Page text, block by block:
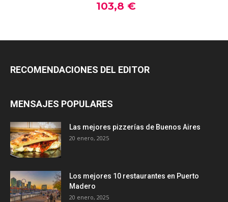
RECOMENDACIONES DEL EDITOR
MENSAJES POPULARES
Las mejores pizzerías de Buenos Aires
20 enero, 2025
Los mejores 10 restaurantes en Puerto
Madero
20 enero, 2025